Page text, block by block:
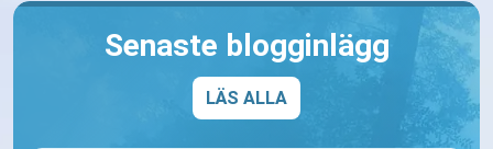
Senaste blogginlägg
LÄS ALLA